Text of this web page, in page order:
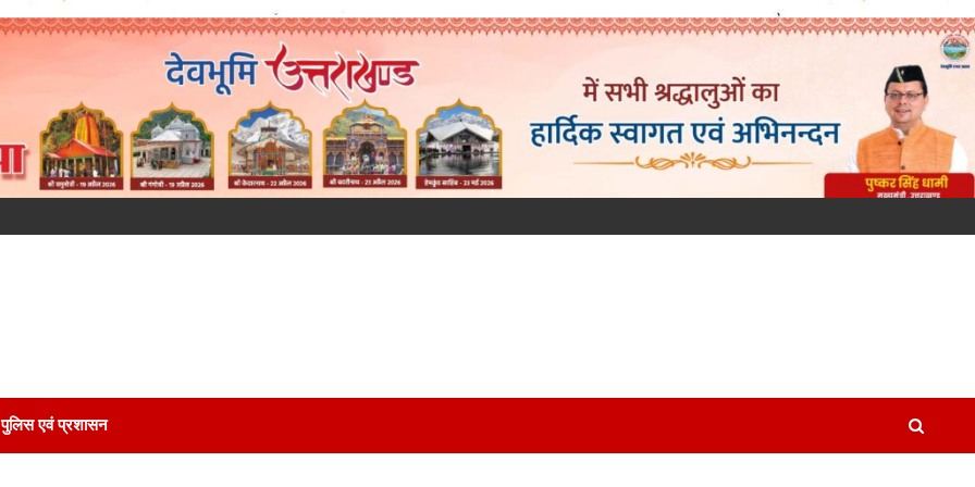
पुलिस एवं प्रशासन